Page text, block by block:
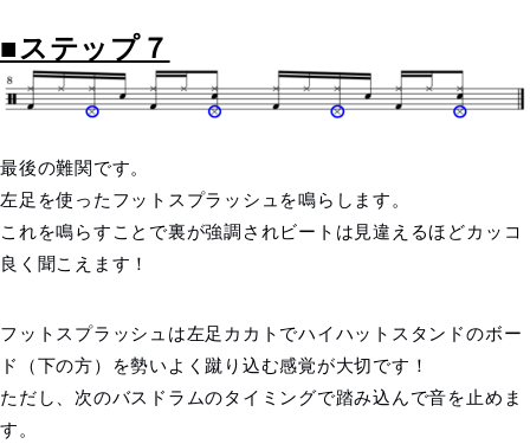
■ステップ７
最後の難関です。
左足を使ったフットスプラッシュを鳴らします。
これを鳴らすことで裏が強調されビートは見違えるほどカッコ
良く聞こえます！
フットスプラッシュは左足カカトでハイハットスタンドのボー
ド（下の方）を勢いよく蹴り込む感覚が大切です！
ただし、次のバスドラムのタイミングで踏み込んで音を止めま
す。